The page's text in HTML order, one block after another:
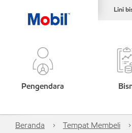
Lini
Pengendara
Beranda Tempat Membeli